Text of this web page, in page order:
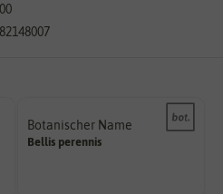
Botanischer Name
Bellis perennis
Namen zur eindeutigen
Bestimmung der Pflanze.